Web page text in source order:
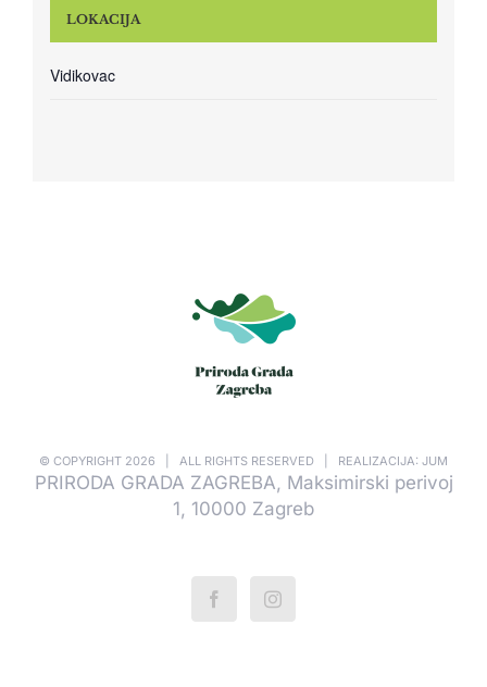
LOKACIJA
Vidikovac
© COPYRIGHT 2026 | ALL RIGHTS RESERVED | REALIZACIJA: JUM
PRIRODA GRADA ZAGREBA, Maksimirski perivoj
1, 10000 Zagreb